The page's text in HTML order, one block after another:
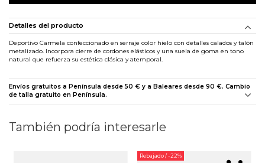
Detalles del producto
Deportivo Carmela confeccionado en serraje color hielo con detalles calados y talón
metalizado. Incorpora cierre de cordones elásticos y una suela de goma en tono
natural que refuerza su estética clásica y atemporal.
Envíos gratuitos a Península desde 50 € y a Baleares desde 90 €. Cambio
de talla gratuito en Península.
También podría interesarle
Rebajado/ -22%